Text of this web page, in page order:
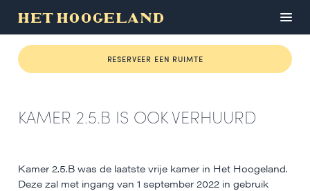
RESERVEER EEN RUIMTE
KAMER 2.5.B IS OOK VERHUURD
Kamer 2.5.B was de laatste vrije kamer in Het Hoogeland.
Deze zal met ingang van 1 september 2022 in gebruik